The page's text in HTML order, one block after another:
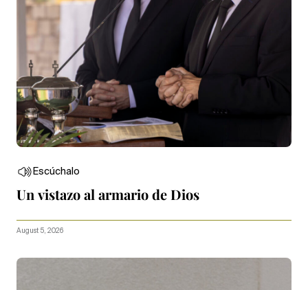
Escúchalo
Un vistazo al armario de Dios
August 5, 2026